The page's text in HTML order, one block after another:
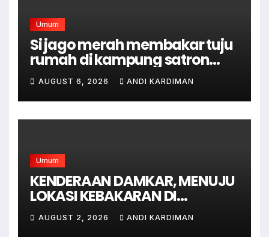
Umum
Si jago merah membakar tuju
rumah di kampung satron
sodonghilir .
AUGUST 6, 2026 ANDI KARDIMAN
Umum
KENDERAAN DAMKAR, MENUJU
LOKASI KEBAKARAN DI
JAGAKARSA JAKARTA
SELATAN
AUGUST 2, 2026 ANDI KARDIMAN